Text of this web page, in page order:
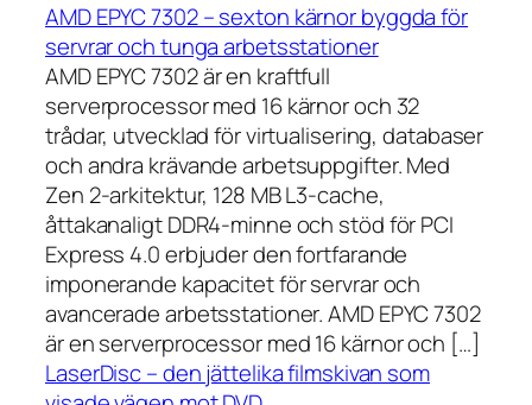
AMD EPYC 7302 – sexton kärnor byggda för
servrar och tunga arbetsstationer
AMD EPYC 7302 är en kraftfull
serverprocessor med 16 kärnor och 32
trådar, utvecklad för virtualisering, databaser
och andra krävande arbetsuppgifter. Med
Zen 2-arkitektur, 128 MB L3-cache,
åttakanaligt DDR4-minne och stöd för PCI
Express 4.0 erbjuder den fortfarande
imponerande kapacitet för servrar och
avancerade arbetsstationer. AMD EPYC 7302
är en serverprocessor med 16 kärnor och […]
LaserDisc – den jättelika filmskivan som